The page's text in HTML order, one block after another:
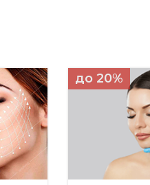
до 20%